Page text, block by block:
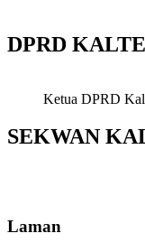
DPRD
Ketua DPRD
SEKWAN
Laman